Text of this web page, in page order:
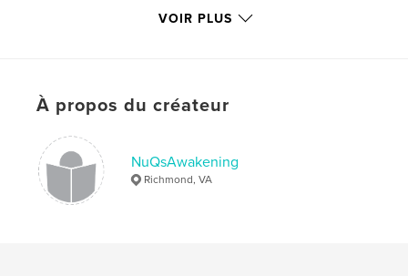
VOIR PLUS
À propos du créateur
NuQsAwakening
Richmond, VA